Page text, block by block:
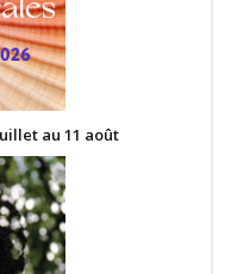
au 11 août